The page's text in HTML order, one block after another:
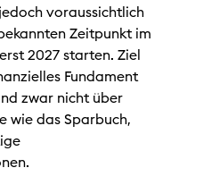
voraussichtlich
Zeitpunkt im
2027 starten. Ziel
Fundament
zwar nicht über
wie das Sparbuch,